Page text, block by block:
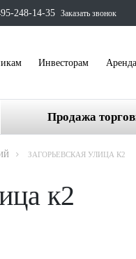
248-14-35 Заказать звонок
Инвесторам
Продажа
ЗАГОРЬЕВСКАЯ УЛИЦА К2
к2